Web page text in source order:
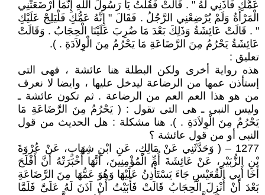
عَمُّكِ فَأْذَنِي لَهُ ‏"‏ ‏.‏ قَالَتْ فَقُلْتُ يَا رَسُولَ اللَّهِ إِنَّمَا أَرْضَعَتْنِي
الْمَرْأَةُ وَلَمْ يُرْضِعْنِي الرَّجُلُ ‏.‏ فَقَالَ ‏"‏ إِنَّهُ عَمُّكِ فَلْيَلِجْ عَلَيْكِ
‏"‏ ‏.‏ قَالَتْ عَائِشَةُ وَذَلِكَ بَعْدَ مَا ضُرِبَ عَلَيْنَا الْحِجَابُ ‏.‏ وَقَالَتْ
عَائِشَةُ يَحْرُمُ مِنَ الرَّضَاعَةِ مَا يَحْرُمُ مِنَ الْوِلاَدَةِ ‏. ).
تعليق :
هذه رواية أخرى ولكن البطلة هنا عائشة ، فهى التى
إستأذن عمها من الرضاعة ليدخل عليها ، وايضا لا نعرف
من هو هذا العم العم من الرضاعة . ثم تكون عائشة ـ
وليس النبى ـ هى التى تقول : ( يَحْرُمُ مِنَ الرَّضَاعَةِ مَا
يَحْرُمُ مِنَ الْوِلاَدَةِ ‏. ). هنا مشكلة : هل الحديث من قول
النبى أو من قول عائشة ؟ ‏
1277 – ( وَحَدَّثَنِي عَنْ مَالِكٍ، عَنِ ابْنِ شِهَابٍ، عَنْ عُرْوَةَ
بْنِ الزُّبَيْرِ، عَنْ عَائِشَةَ أُمِّ الْمُؤْمِنِينَ، أَنَّهَا أَخْبَرَتْهُ أَنَّ أَفْلَحَ
أَخَا أَبِي الْقُعَيْسِ جَاءَ يَسْتَأْذِنُ عَلَيْهَا وَهُوَ عَمُّهَا مِنَ الرَّضَاعَةِ
بَعْدَ أَنْ أُنْزِلَ الْحِجَابُ قَالَتْ فَأَبَيْتُ أَنْ آذَنَ لَهُ عَلَىَّ فَلَمَّا